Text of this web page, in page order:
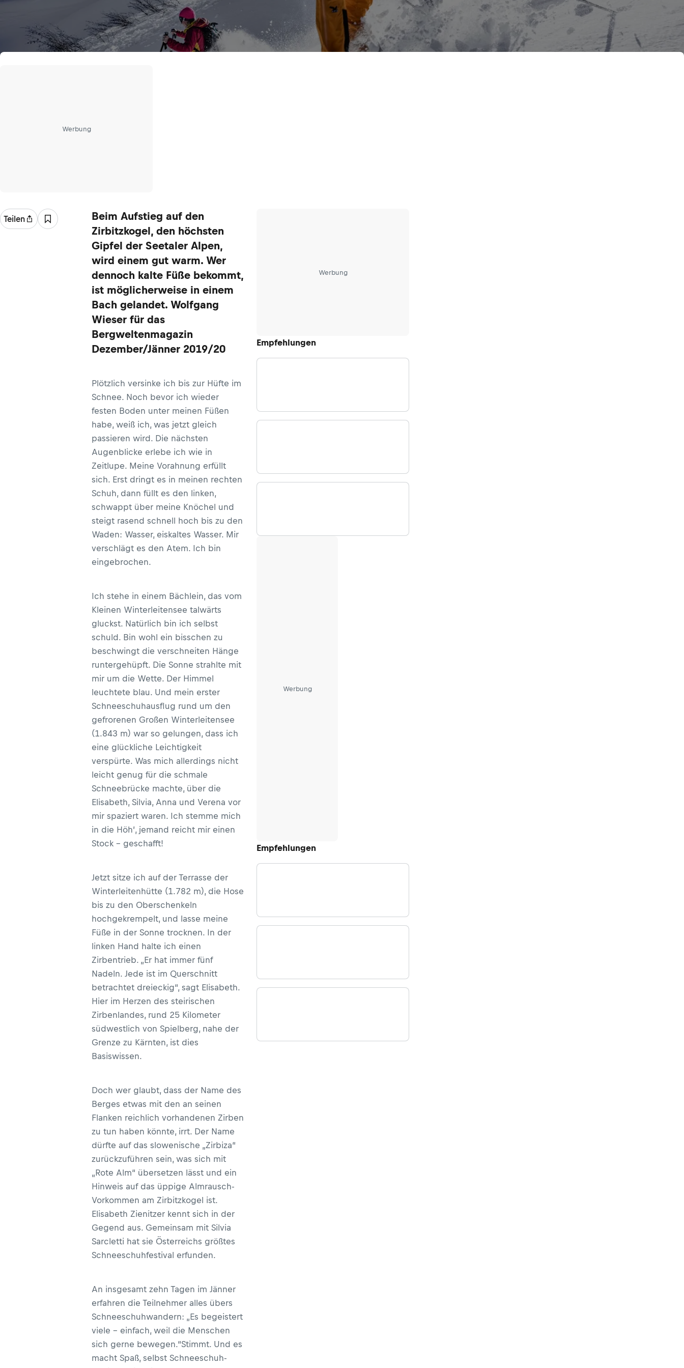
Werbung
Teilen
Werbung
Empfehlungen
Werbung
Empfehlungen
Beim Aufstieg auf den
Zirbitzkogel, den höchsten
Gipfel der Seetaler Alpen,
wird einem gut warm. Wer
dennoch kalte Füße bekommt,
ist möglicherweise in einem
Bach gelandet. Wolfgang
Wieser für das
Bergweltenmagazin
Dezember/Jänner 2019/20
Plötzlich versinke ich bis zur Hüfte im
Schnee. Noch bevor ich wieder
festen Boden unter meinen Füßen
habe, weiß ich, was jetzt gleich
passieren wird. Die nächsten
Augenblicke erlebe ich wie in
Zeitlupe. Meine Vorahnung erfüllt
sich. Erst dringt es in meinen rechten
Schuh, dann füllt es den linken,
schwappt über meine Knöchel und
steigt rasend schnell hoch bis zu den
Waden: Wasser, eiskaltes Wasser. Mir
verschlägt es den Atem. Ich bin
eingebrochen.
Ich stehe in einem Bächlein, das vom
Kleinen Winterleitensee talwärts
gluckst. Natürlich bin ich selbst
schuld. Bin wohl ein bisschen zu
beschwingt die verschneiten Hänge
runtergehüpft. Die Sonne strahlte mit
mir um die Wette. Der Himmel
leuchtete blau. Und mein erster
Schneeschuhausflug rund um den
gefrorenen Großen Winterleitensee
(1.843 m) war so gelungen, dass ich
eine glückliche Leichtigkeit
verspürte. Was mich allerdings nicht
leicht genug für die schmale
Schneebrücke machte, über die
Elisabeth, Silvia, Anna und Verena vor
mir spaziert waren. Ich stemme mich
in die Höh’, jemand reicht mir einen
Stock – geschafft!
Jetzt sitze ich auf der Terrasse der
Winterleitenhütte (1.782 m), die Hose
bis zu den Oberschenkeln
hochgekrempelt, und lasse meine
Füße in der Sonne trocknen. In der
linken Hand halte ich einen
Zirbentrieb. „Er hat immer fünf
Nadeln. Jede ist im Querschnitt
betrachtet dreieckig“, sagt Elisabeth.
Hier im Herzen des steirischen
Zirbenlandes, rund 25 Kilometer
südwestlich von Spielberg, nahe der
Grenze zu Kärnten, ist dies
Basiswissen.
Doch wer glaubt, dass der Name des
Berges etwas mit den an seinen
Flanken reichlich vorhandenen Zirben
zu tun haben könnte, irrt. Der Name
dürfte auf das slowenische „Zirbiza“
zurückzuführen sein, was sich mit
„Rote Alm“ übersetzen lässt und ein
Hinweis auf das üppige Almrausch-
Vorkommen am Zirbitzkogel ist.
Elisabeth Zienitzer kennt sich in der
Gegend aus. Gemeinsam mit Silvia
Sarcletti hat sie Österreichs größtes
Schneeschuhfestival erfunden.
An insgesamt zehn Tagen im Jänner
erfahren die Teilnehmer alles übers
Schneeschuhwandern: „Es begeistert
viele – einfach, weil die Menschen
sich gerne bewegen.“Stimmt. Und es
macht Spaß, selbst Schneeschuh-